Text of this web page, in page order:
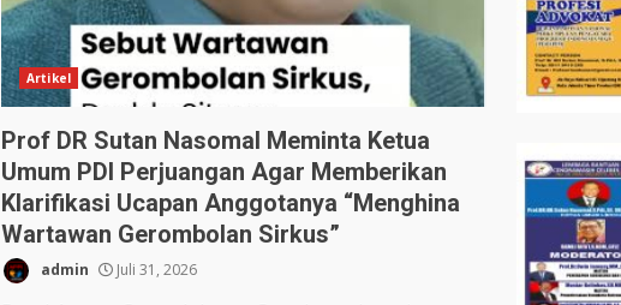
Artikel
Prof DR Sutan Nasomal Meminta Ketua
Umum PDI Perjuangan Agar Memberikan
Klarifikasi Ucapan Anggotanya “Menghina
Wartawan Gerombolan Sirkus”
admin Juli 31, 2026